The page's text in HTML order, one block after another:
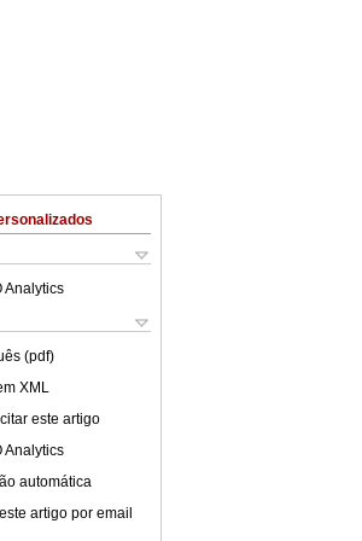
Analytics
(pdf)
XML
este artigo
Analytics
automática
artigo por email